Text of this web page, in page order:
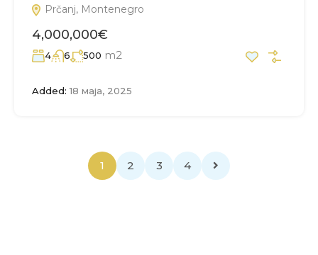
Prčanj, Montenegro
4,000,000€
4 6 500 m2
Added: 18 маја, 2025
1 2 3 4